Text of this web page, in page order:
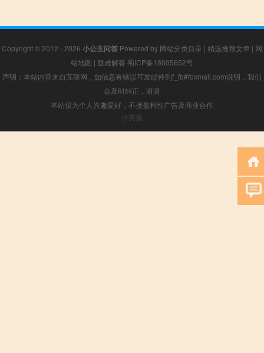
Copyright © 2012 - 2026 小公主问答 Powered by 网站分类目录 | 精选推荐文章 | 网
站地图 | 疑难解答 蜀ICP备18005652号
声明：本站内容来自互联网，如信息有错误可发邮件到f_fb#foxmail.com说明，我们
会及时纠正，谢谢
本站仅为个人兴趣爱好，不接盈利性广告及商业合作
小男孩